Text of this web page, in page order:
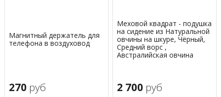
Магнитный держатель для
телефона в воздуховод
270 руб
Меховой квадрат - подушка
на сидение из Натуральной
овчины на шкуре, Чёрный,
Средний ворс ,
Австралийская овчина
2 700 руб